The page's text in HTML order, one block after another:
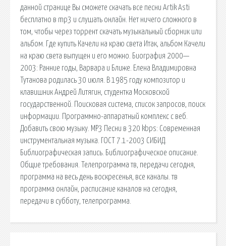
данной странице Вы сможете скачать все песни Artik Asti
бесплатно в mp3 и слушать онлайн. Нет ничего сложного в
том, чтобы через торрент скачать музыкальный сборник или
альбом. Где купить Качели на краю света Итак, альбом Качели
на краю света выпущен и его можно. Биография 2000—
2003: Ранние годы, Варвара и Ближе. Елена Владимировна
Тутанова родилась 30 июля. В 1985 году композитор и
клавишник Андрей Литягин, студентка Московской
государственной. Поисковая сиcтема, список запросов, поиск
информации. Программно-аппаратный комплекс с веб.
Добавить свою музыку. MP3 Песни в 320 kbps: Современная
инструментальная музыка. ГОСТ 7.1-2003 СИБИД.
Библиографическая запись. Библиографическое описание.
Общие требования. Телепрограмма тв, передачи сегодня,
программа на весь день воскресенья, все каналы. тв
программа онлайн, расписание каналов на сегодня,
передачи в субботу, телепрограмма.